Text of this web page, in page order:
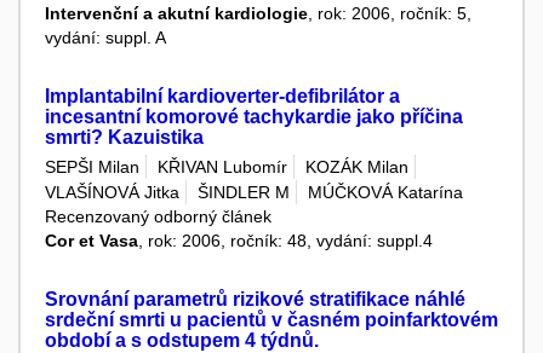
Intervenční a akutní kardiologie , rok: 2006, ročník: 5,
vydání: suppl. A
Implantabilní kardioverter-defibrilátor a
incesantní komorové tachykardie jako příčina
smrti? Kazuistika
SEPŠI Milan KŘIVAN Lubomír
KOZÁK Milan
VLAŠÍNOVÁ Jitka
ŠINDLER M
MÚČKOVÁ Katarína
Recenzovaný odborný článek
Cor et Vasa , rok: 2006, ročník: 48, vydání: suppl.4
Srovnání parametrů rizikové stratifikace náhlé
srdeční smrti u pacientů v časném poinfarktovém
období a s odstupem 4 týdnů.